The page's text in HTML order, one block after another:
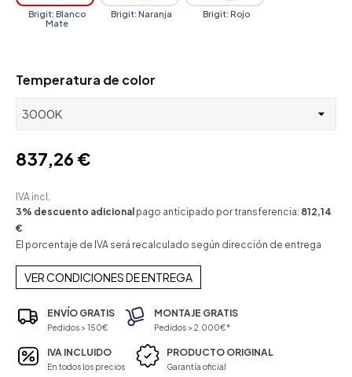
Brigit: Blanco
Mate
Brigit: Naranja Brigit: Rojo
Temperatura de color
837,26 €
IVA incl.
3% descuento adicional pago anticipado por transferencia: 812,14
€
El porcentaje de IVA será recalculado según dirección de entrega
VER CONDICIONES DE ENTREGA
ENVÍO GRATIS
Pedidos > 150€
MONTAJE GRATIS
Pedidos > 2.000€*
IVA INCLUIDO
En todos los precios
PRODUCTO ORIGINAL
Garantía oficial